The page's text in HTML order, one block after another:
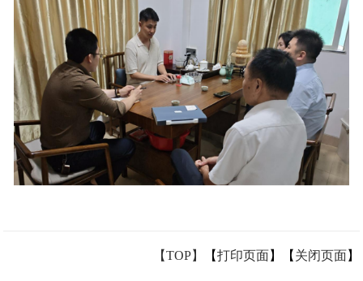
【TOP】 【打印页面】【 关闭页面】